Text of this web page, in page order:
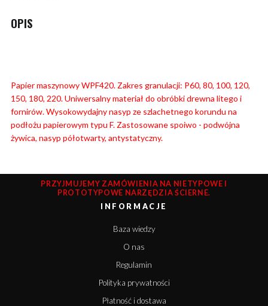
OPIS
Papier maszynowy WPF420. Zakres granulacji: P60, 80, 100, 120,
150, 180, 220. Uniwersalny materiał do obróbki drewna litego i
fornirów. Wysokowydajny nasyp ze szlachetnego korundu na
podłożu papierowym typu F. Zastosowane spoiwo - podwójna
żywica, nasyp półotwarty, antystatyczny.
PRZYJMUJEMY ZAMÓWIENIA NA NIETYPOWE I
PROTOTYPOWE NARZĘDZIA ŚCIERNE.
INFORMACJE
Baza wiedzy
O nas
Regulamin
Polityka prywatności
Płatność i dostawa